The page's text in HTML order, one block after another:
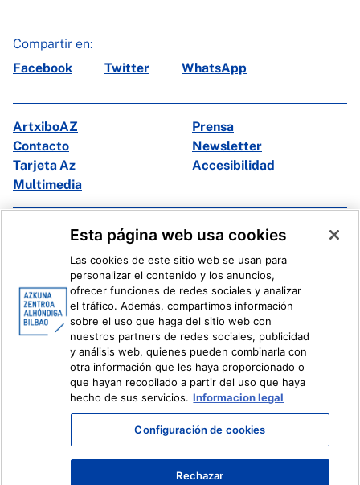
Compartir en:
Facebook
Twitter WhatsApp
ArtxiboAZ
Prensa
Contacto
Newsletter
Tarjeta Az
Accesibilidad
Multimedia
Facebook
X
Ivoox
Información legal Sistema Interno de Información
Esta página web usa cookies
Las cookies de este sitio web se usan para
personalizar el contenido y los anuncios,
ofrecer funciones de redes sociales y analizar
el tráfico. Además, compartimos información
sobre el uso que haga del sitio web con
nuestros partners de redes sociales, publicidad
y análisis web, quienes pueden combinarla con
otra información que les haya proporcionado o
que hayan recopilado a partir del uso que haya
hecho de sus servicios. Informacion legal
Configuración de cookies
Rechazar